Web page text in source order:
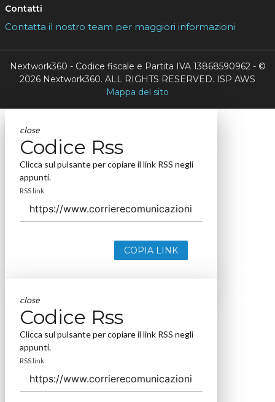
Contatti
Contatta il nostro team per maggiori informazioni
Nextwork360 - Codice fiscale e Partita IVA 13868590962 - ©
2026 Nextwork360. ALL RIGHTS RESERVED. ISP AWS
Mappa del sito
close
Codice Rss
Clicca sul pulsante per copiare il link RSS negli
appunti.
RSS link
COPIA LINK
close
Codice Rss
Clicca sul pulsante per copiare il link RSS negli
appunti.
RSS link